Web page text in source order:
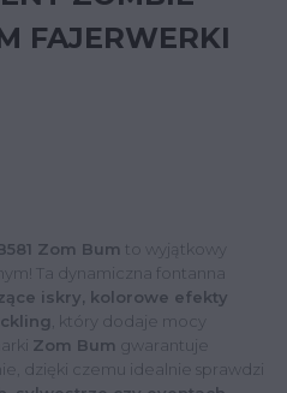
FAJERWERKI
Zom Bum to wyjątkowy
Ta dynamiczna fontanna
iskry, kolorowe efekty
, który dodaje mocy
Zom Bum
gwarantuje
dzięki czemu idealnie sprawdzi